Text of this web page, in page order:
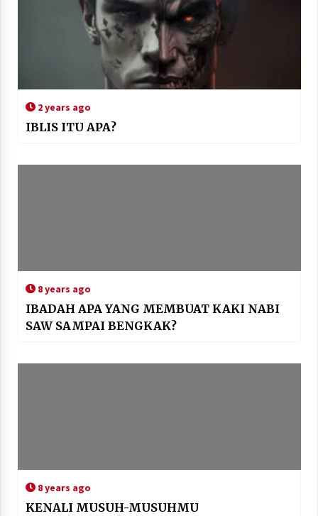
2 years ago
IBLIS ITU APA?
8 years ago
IBADAH APA YANG MEMBUAT KAKI NABI
SAW SAMPAI BENGKAK?
8 years ago
KENALI MUSUH-MUSUHMU